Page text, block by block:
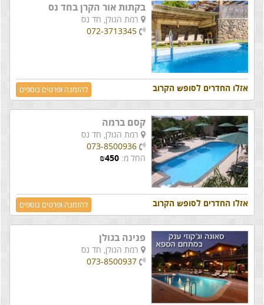
בקתות אור הקרן בחד נס
רמת הגולן, חד נס
072-3713345
אזלו החדרים לסופש הקרוב להזמנה ופרטים נוספים
קסם ברמה
רמת הגולן, חד נס
073-8500936
החל מ:
₪450
אזלו החדרים לסופש הקרוב להזמנה ופרטים נוספים
פנינה בגולן
רמת הגולן, חד נס
073-8500937